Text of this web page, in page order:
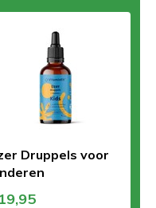
Druppels voor